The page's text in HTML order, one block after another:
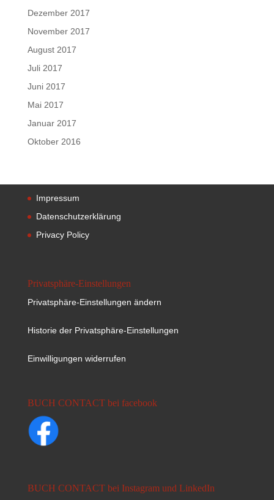
Dezember 2017
November 2017
August 2017
Juli 2017
Juni 2017
Mai 2017
Januar 2017
Oktober 2016
Impressum
Datenschutzerklärung
Privacy Policy
Privatsphäre-Einstellungen
Privatsphäre-Einstellungen ändern
Historie der Privatsphäre-Einstellungen
Einwilligungen widerrufen
BUCH CONTACT bei facebook
BUCH CONTACT bei Instagram und LinkedIn